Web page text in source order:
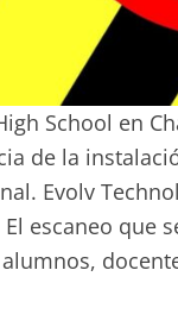
School en
de la
Evolv
escaneo que